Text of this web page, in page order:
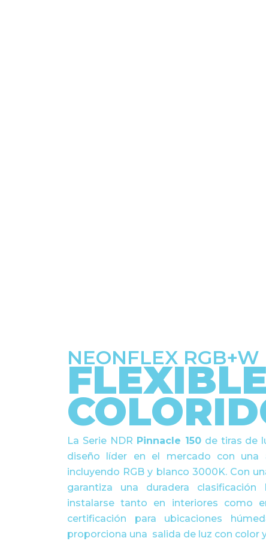
NEONFLEX RGB+W
La Serie NDR Pinnacle 150de tiras de
diseño líder en el mercado con una
incluyendo RGB y blanco 3000K. Con
garantiza una duradera
instalarse tanto en interiores como
certificación para ubicaciones
proporciona una salida de luz con color